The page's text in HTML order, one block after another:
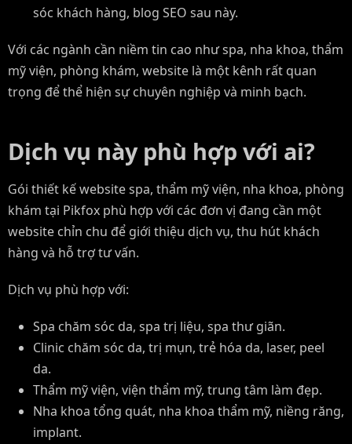
sóc khách hàng, blog SEO sau này.
Với các ngành cần niềm tin cao như spa, nha khoa, thẩm
mỹ viện, phòng khám, website là một kênh rất quan
trọng để thể hiện sự chuyên nghiệp và minh bạch.
Dịch vụ này phù hợp với ai?
Gói thiết kế website spa, thẩm mỹ viện, nha khoa, phòng
khám tại Pikfox phù hợp với các đơn vị đang cần một
website chỉn chu để giới thiệu dịch vụ, thu hút khách
hàng và hỗ trợ tư vấn.
Dịch vụ phù hợp với:
Spa chăm sóc da, spa trị liệu, spa thư giãn.
Clinic chăm sóc da, trị mụn, trẻ hóa da, laser, peel
da.
Thẩm mỹ viện, viện thẩm mỹ, trung tâm làm đẹp.
Nha khoa tổng quát, nha khoa thẩm mỹ, niềng răng,
implant.